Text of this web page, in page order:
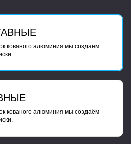
кованого алюминия мы создаём
кованого алюминия мы создаём